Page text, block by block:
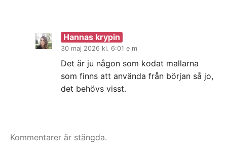
Hannas krypin
30 maj 2026 kl. 6:01 e m
Det är ju någon som kodat mallarna
som finns att använda från början så jo,
det behövs visst.
Kommentarer är stängda.